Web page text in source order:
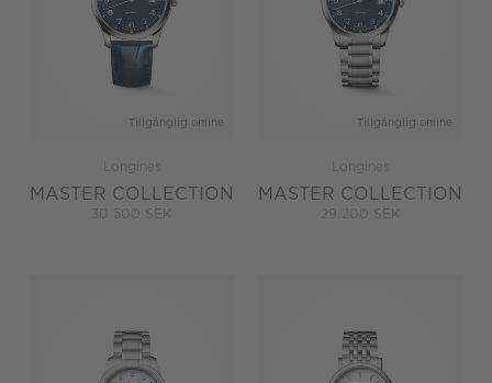
Tillgänglig online
Longines
MASTER COLLECTION
30 500 SEK
Tillgänglig online
Longines
MASTER COLLECTION
29 200 SEK